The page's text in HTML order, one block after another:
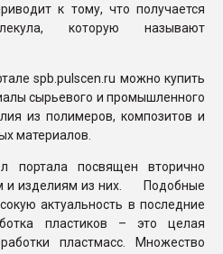
к тому, что получается
которую называют
spb.pulscen.ru можно купить
сырьевого и промышленного
из полимеров, композитов и
материалов.
посвящен вторично
и изделиям из них. Подобные
актуальность в последние
пластиков – это целая
пластмасс. Множество